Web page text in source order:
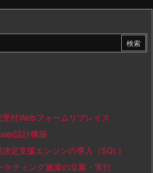
受付Webフォームリプレイス
設計構築
定支援エンジンの導入（SQL）
ケティング施策の立案・実行